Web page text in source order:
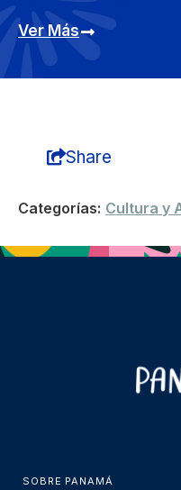
Ver Más
Share
Categorías: Cultura y
SOBRE PANAMÁ